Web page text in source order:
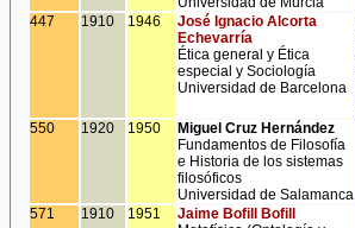
447
1910 1946
José Ignacio Alcorta
Echevarría
Ética general y Ética
especial y Sociología
Universidad de Barcelona
550 1920 1950
Miguel Cruz Hernández
Fundamentos de Filosofía
e Historia de los sistemas
filosóficos
Universidad de Salamanca
571
1910 1951
Jaime Bofill Bofill